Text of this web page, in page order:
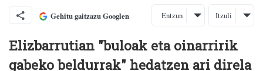
Gehitu gaitzazu Googlen Entzun Itzuli
Elizbarrutian "buloak eta oinarririk
gabeko beldurrak" hedatzen ari direla